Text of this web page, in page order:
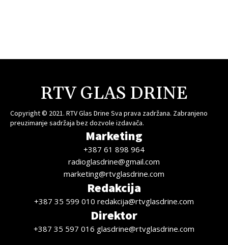
RTV GLAS DRINE
Copyright © 2021. RTV Glas Drine Sva prava zadržana. Zabranjeno
preuzimanje sadržaja bez dozvole izdavača.
Marketing
+387 61 898 964
radioglasdrine@gmail.com
marketing@rtvglasdrine.com
Redakcija
+387 35 599 010 redakcija@rtvglasdrine.com
Direktor
+387 35 597 016 glasdrine@rtvglasdrine.com